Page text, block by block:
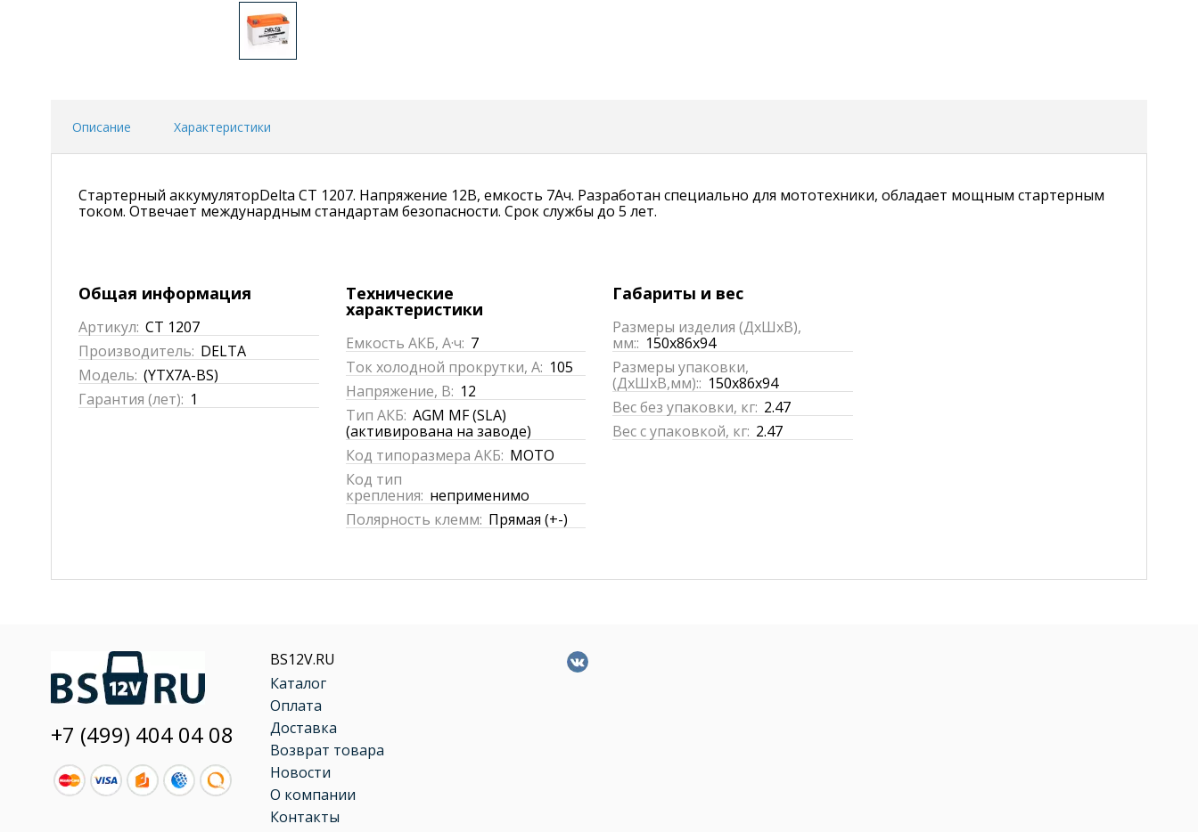
Описание Характеристики
Стартерный аккумуляторDelta CT 1207. Напряжение 12В, емкость 7Ач. Разработан специально для мототехники, обладает мощным стартерным
током. Отвечает междунардным стандартам безопасности. Срок службы до 5 лет.
Общая информация
Артикул: CT 1207
Производитель: DELTA
Модель: (YTX7A-BS)
Гарантия (лет): 1
Технические
характеристики
Емкость АКБ, А·ч: 7
Ток холодной прокрутки, А: 105
Напряжение, В: 12
Тип АКБ: AGM MF (SLA)
(активирована на заводе)
Код типоразмера АКБ: MOTO
Код тип
крепления: неприменимо
Полярность клемм: Прямая (+-)
Габариты и вес
Размеры изделия (ДхШхВ),
мм:: 150x86x94
Размеры упаковки,
(ДхШхВ,мм):: 150x86x94
Вес без упаковки, кг: 2.47
Вес с упаковкой, кг: 2.47
+7 (499) 404 04 08
BS12V.RU
Каталог
Оплата
Доставка
Возврат товара
Новости
О компании
Контакты